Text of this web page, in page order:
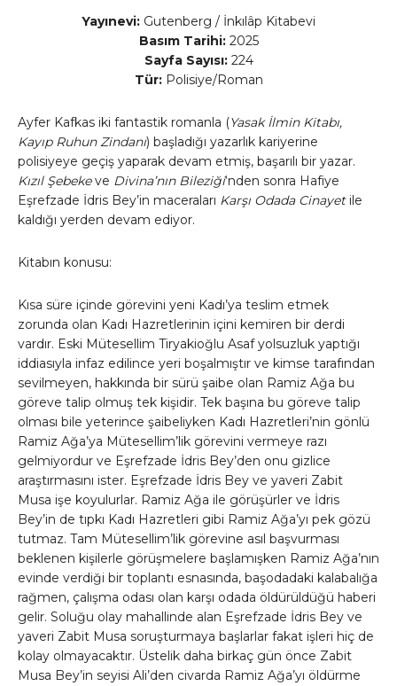
Yayınevi: Gutenberg / İnkılâp Kitabevi
Basım Tarihi: 2025
Sayfa Sayısı:224
Tür: Polisiye/Roman
Ayfer Kafkas iki fantastik romanla (Yasak İlmin Kitabı,
Kayıp Ruhun Zindanı) başladığı yazarlık kariyerine
polisiyeye geçiş yaparak devam etmiş, başarılı bir yazar.
Kızıl Şebekeve Divina’nın Bileziği‘nden sonra Hafiye
Eşrefzade İdris Bey’in maceraları Karşı Odada Cinayetile
kaldığı yerden devam ediyor.
Kitabın konusu:
Kısa süre içinde görevini yeni Kadı’ya teslim etmek
zorunda olan Kadı Hazretlerinin içini kemiren bir derdi
vardır. Eski Mütesellim Tiryakioğlu Asaf yolsuzluk yaptığı
iddiasıyla infaz edilince yeri boşalmıştır ve kimse tarafından
sevilmeyen, hakkında bir sürü şaibe olan Ramiz Ağa bu
göreve talip olmuş tek kişidir. Tek başına bu göreve talip
olması bile yeterince şaibeliyken Kadı Hazretleri’nin gönlü
Ramiz Ağa’ya Mütesellim’lik görevini vermeye razı
gelmiyordur ve Eşrefzade İdris Bey’den onu gizlice
araştırmasını ister. Eşrefzade İdris Bey ve yaveri Zabit
Musa işe koyulurlar. Ramiz Ağa ile görüşürler ve İdris
Bey’in de tıpkı Kadı Hazretleri gibi Ramiz Ağa’yı pek gözü
tutmaz. Tam Mütesellim’lik görevine asıl başvurması
beklenen kişilerle görüşmelere başlamışken Ramiz Ağa’nın
evinde verdiği bir toplantı esnasında, başodadaki kalabalığa
rağmen, çalışma odası olan karşı odada öldürüldüğü haberi
gelir. Soluğu olay mahallinde alan Eşrefzade İdris Bey ve
yaveri Zabit Musa soruşturmaya başlarlar fakat işleri hiç de
kolay olmayacaktır. Üstelik daha birkaç gün önce Zabit
Musa Bey’in seyisi Ali’den civarda Ramiz Ağa’yı öldürme